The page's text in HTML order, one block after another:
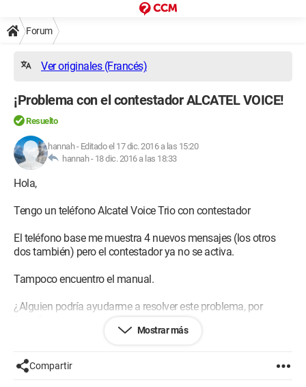
Forum
Ver originales (Francés)
¡Problema con el contestador ALCATEL VOICE!
Resuelto
hannah- Editado el 17 dic. 2016 a las 15:20
hannah - 18 dic. 2016 a las 18:33
Hola,
Tengo un teléfono Alcatel Voice Trio con contestador
El teléfono base me muestra 4 nuevos mensajes (los otros
dos también) pero el contestador ya no se activa.
Tampoco encuentro el manual.
¿Alguien podría ayudarme a resolver este problema, por
Mostrar más
Compartir